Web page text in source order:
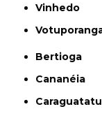
Vinhedo
Bertioga
Cananéia